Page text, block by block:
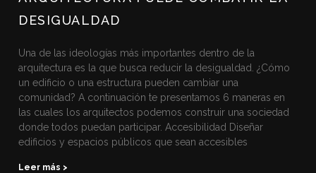
DESIGUALDAD
Una de las ideologías más importantes dentro de la
arquitectura es la que busca reducir la desigualdad. ¿Cómo
un edificio o una estructura pueden cambiar una
comunidad? A continuación te presentamos 6 maneras en
las cuales los arquitectos podemos construir una sociedad
donde todos puedan participar. Accesibilidad Diseñar
edificios y espacios públicos que sean accesibles
Leer más >